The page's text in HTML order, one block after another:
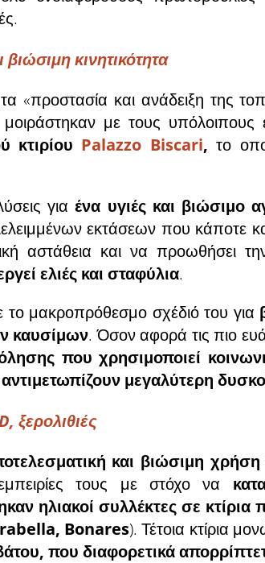
κινητικότητα
«προστασία και ανάδειξη της
μοιράστηκαν με τους υπόλοιπους
κτιρίου Palazzo Biscari, το
για ένα υγιές και βιώσιμο
εκτάσεων που κάποτε
αστάθεια και να προωθήσει
ελιές και σταφύλια.
μακροπρόθεσμο σχέδιό του για
καυσίμων. Όσον αφορά τις πιο
που χρησιμοποιεί
μεγαλύτερη
ξερολιθιές
και βιώσιμη
τους με στόχο να
ηλιακοί συλλέκτες σε
Bonares). Τέτοια κτίρια
που διαφορετικά